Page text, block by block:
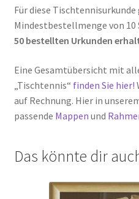
Für diese
Mindestbestellmenge von 10
50 bestellten Urkunden
Eine Gesamtübersicht mit
„Tischtennis“ finden Sie hier!
auf Rechnung. Hier in
passende Mappen und
Das könnte dir